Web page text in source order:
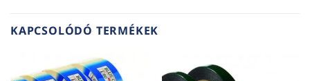
KAPCSOLÓDÓ TERMÉKEK